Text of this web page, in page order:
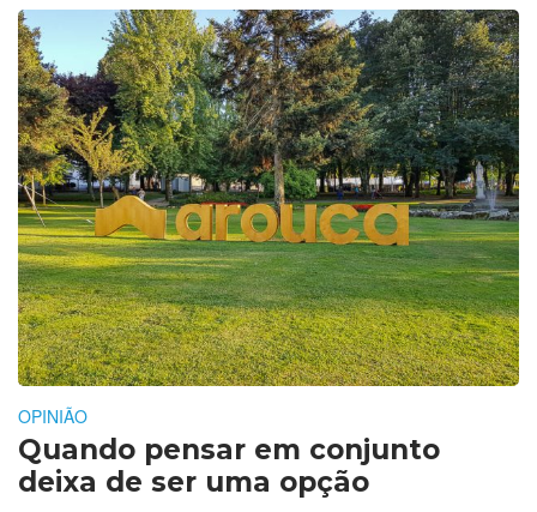
OPINIÃO
Quando pensar em conjunto
deixa de ser uma opção